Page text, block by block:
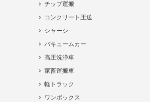
チップ運搬
コンクリート圧送
シャーシ
バキュームカー
高圧洗浄車
家畜運搬車
軽トラック
ワンボックス